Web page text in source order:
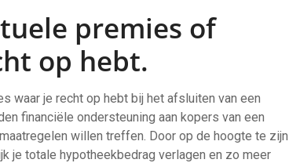
premies of
op hebt.
waar je recht op hebt bij het afsluiten van een
financiële ondersteuning aan kopers van een
willen treffen. Door op de hoogte te zijn
je totale hypotheekbedrag verlagen en zo meer